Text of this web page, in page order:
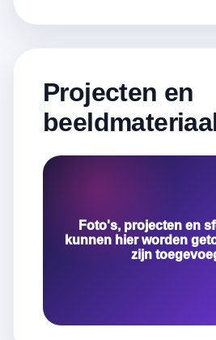
Projecten en
Foto's, projecten en
kunnen hier worden
zijn